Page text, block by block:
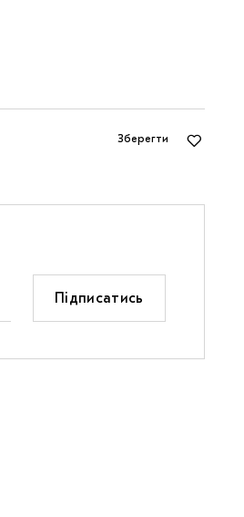
Зберегти
Підписатись